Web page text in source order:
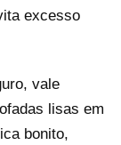
excesso
vale
lisas em
bonito,